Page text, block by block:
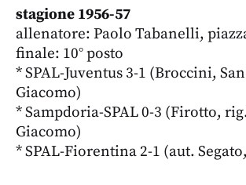
stagione 1956-57
allenatore: Paolo Tabanelli,
finale: 10° posto
* SPAL-Juventus 3-1 (Broccini,
Giacomo)
* Sampdoria-SPAL 0-3 (Firotto,
Giacomo)
* SPAL-Fiorentina 2-1 (aut.